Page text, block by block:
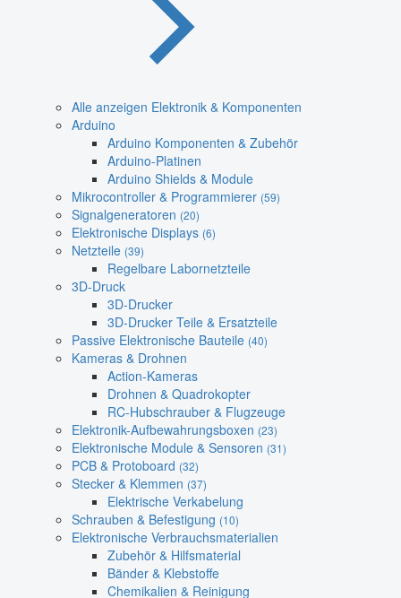
Alle anzeigen Elektronik & Komponenten
Arduino
Arduino Komponenten & Zubehör
Arduino-Platinen
Arduino Shields & Module
Mikrocontroller & Programmierer (59)
Signalgeneratoren (20)
Elektronische Displays (6)
Netzteile (39)
Regelbare Labornetzteile
3D-Druck
3D-Drucker
3D-Drucker Teile & Ersatzteile
Passive Elektronische Bauteile (40)
Kameras & Drohnen
Action-Kameras
Drohnen & Quadrokopter
RC-Hubschrauber & Flugzeuge
Elektronik-Aufbewahrungsboxen (23)
Elektronische Module & Sensoren (31)
PCB & Protoboard (32)
Stecker & Klemmen (37)
Elektrische Verkabelung
Schrauben & Befestigung (10)
Elektronische Verbrauchsmaterialien
Zubehör & Hilfsmaterial
Bänder & Klebstoffe
Chemikalien & Reinigung